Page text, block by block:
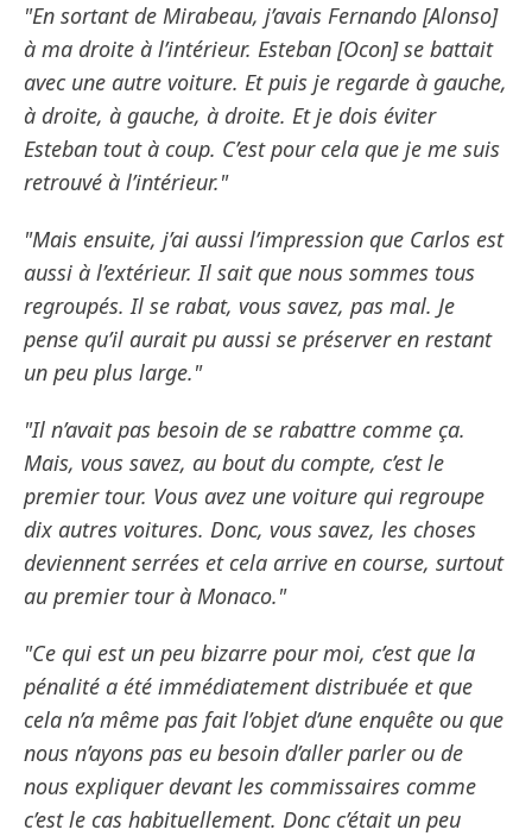
"En sortant de Mirabeau, j’avais Fernando [Alonso]
à ma droite à l’intérieur. Esteban [Ocon] se battait
avec une autre voiture. Et puis je regarde à gauche,
à droite, à gauche, à droite. Et je dois éviter
Esteban tout à coup. C’est pour cela que je me suis
retrouvé à l’intérieur."
"Mais ensuite, j’ai aussi l’impression que Carlos est
aussi à l’extérieur. Il sait que nous sommes tous
regroupés. Il se rabat, vous savez, pas mal. Je
pense qu’il aurait pu aussi se préserver en restant
un peu plus large."
"Il n’avait pas besoin de se rabattre comme ça.
Mais, vous savez, au bout du compte, c’est le
premier tour. Vous avez une voiture qui regroupe
dix autres voitures. Donc, vous savez, les choses
deviennent serrées et cela arrive en course, surtout
au premier tour à Monaco."
"Ce qui est un peu bizarre pour moi, c’est que la
pénalité a été immédiatement distribuée et que
cela n’a même pas fait l’objet d’une enquête ou que
nous n’ayons pas eu besoin d’aller parler ou de
nous expliquer devant les commissaires comme
c’est le cas habituellement. Donc c’était un peu